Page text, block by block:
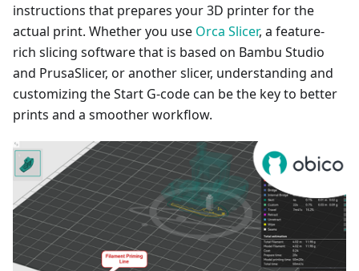
instructions that prepares your 3D printer for the
actual print. Whether you use Orca Slicer, a feature-
rich slicing software that is based on Bambu Studio
and PrusaSlicer, or another slicer, understanding and
customizing the Start G-code can be the key to better
prints and a smoother workflow.